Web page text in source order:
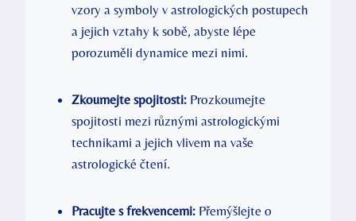
vzory a symboly v astrologických postupech
a jejich vztahy k sobě, abyste lépe⁣
porozuměli dynamice⁤ mezi nimi.
Zkoumejte spojitosti: ‌Prozkoumejte
spojitosti mezi různými astrologickými
technikami a jejich vlivem na vaše‍
astrologické čtení.
Pracujte s frekvencemi: Přemýšlejte o​